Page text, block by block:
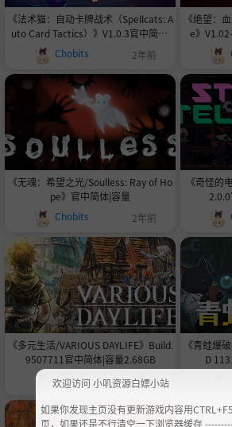
《法术猫：自动卡牌战术（Spellcats: A
uto Card Tactics）》V1.0.3官中简体|
容量618MB
Chobits 2年前
《绝望：
e》
《无魂：希望之光/Soulless: Ray of Ho
pe》官中简体|容量
Chobits
2年前
《奇怪的
《多元生活/VARIOUS DAYLIFE》Build.
9507711官中简体|容量2.68GB
Chobits
2年前
《青蛙爆
D
欢迎访问 小叽资源白嫖小站
如果你发现主页没有更新游戏内容用
页，如果还是不行清空一下浏览器缓存